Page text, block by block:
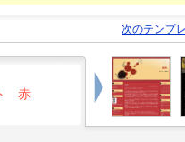
次のテンプ
赤